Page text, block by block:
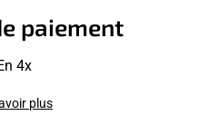
paiement
4x
plus